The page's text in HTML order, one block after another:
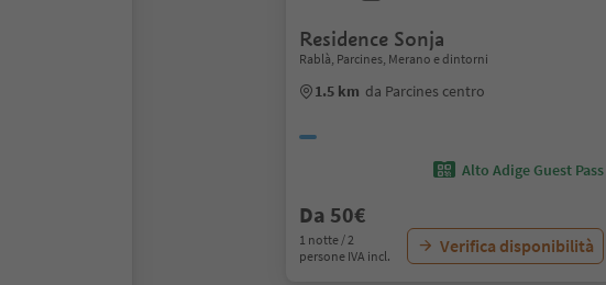
Residence Sonja
Rablà, Parcines, Merano e dintorni
1.5 km da Parcines centro
Alto Adige Guest Pass
Da 50€
1 notte / 2
persone IVA incl.
Verifica disponibilità